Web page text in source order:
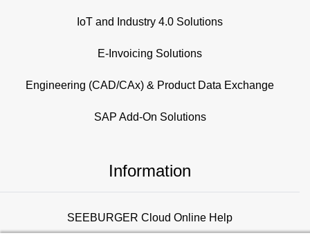
IoT and Industry 4.0 Solutions
E-Invoicing Solutions
Engineering (CAD/CAx) & Product Data Exchange
SAP Add-On Solutions
Information
SEEBURGER Cloud Online Help